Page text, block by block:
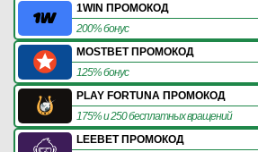
1WIN ПРОМОКОД
200% бонус
MOSTBET ПРОМОКОД
125% бонус
PLAY FORTUNA ПРОМОКОД
175% и 250 бесплатных вращений
LEEBET ПРОМОКОД